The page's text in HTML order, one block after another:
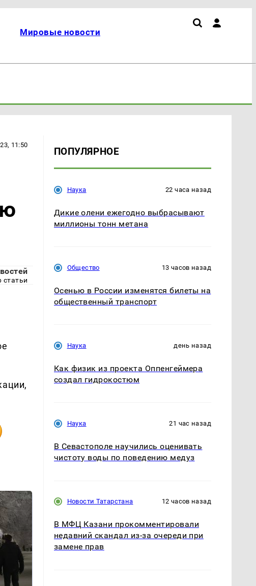
Мировые новости
11:50
статьи
ПОПУЛЯРНОЕ
Наука 22 часа назад
Дикие олени ежегодно выбрасывают
миллионы тонн метана
Общество 13 часов назад
Осенью в России изменятся билеты на
общественный транспорт
Наука день назад
Как физик из проекта Оппенгеймера
создал гидрокостюм
Наука 21 час назад
В Севастополе научились оценивать
чистоту воды по поведению медуз
Новости Татарстана 12 часов назад
В МФЦ Казани прокомментировали
недавний скандал из-за очереди при
замене прав